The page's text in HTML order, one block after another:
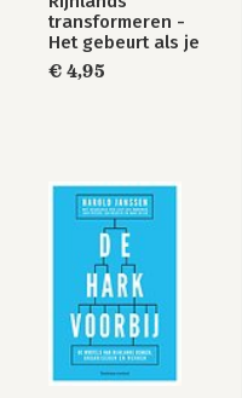
transformeren -
Het gebeurt als je
het door hebt (deel
4)
€ 4,95